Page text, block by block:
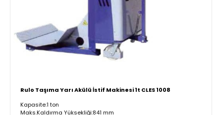
Rulo Taşıma Yarı Akülü İstif Makinesi 1t CLES 1008
Kapasite:1 ton
Maks.Kaldırma Yüksekliği:841 mm